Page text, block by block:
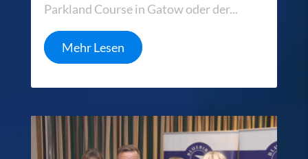
Parkland Course in Gatow oder der...
Mehr Lesen